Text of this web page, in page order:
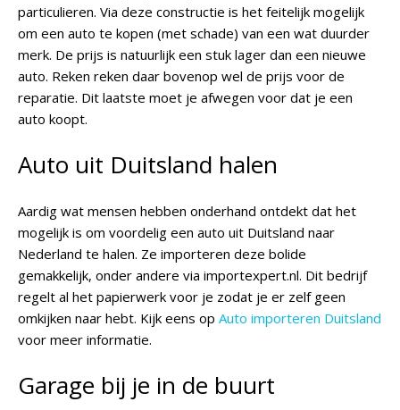
particulieren. Via deze constructie is het feitelijk mogelijk
om een auto te kopen (met schade) van een wat duurder
merk. De prijs is natuurlijk een stuk lager dan een nieuwe
auto. Reken reken daar bovenop wel de prijs voor de
reparatie. Dit laatste moet je afwegen voor dat je een
auto koopt.
Auto uit Duitsland halen
Aardig wat mensen hebben onderhand ontdekt dat het
mogelijk is om voordelig een auto uit Duitsland naar
Nederland te halen. Ze importeren deze bolide
gemakkelijk, onder andere via importexpert.nl. Dit bedrijf
regelt al het papierwerk voor je zodat je er zelf geen
omkijken naar hebt. Kijk eens op Auto importeren Duitsland
voor meer informatie.
Garage bij je in de buurt